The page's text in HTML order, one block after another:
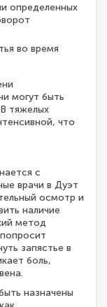
определенных
во время
могут быть
тяжелых
что
с
врачи в Дуэт
осмотр и
наличие
метод
запястье в
боль,
назначены